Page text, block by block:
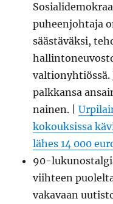
puheenjohtaja
säästäväksi,
valtionyhtiössä.
palkkansa
nainen. |
kokouksissa
lähes 14 000
90-
viihteen
vakavaan